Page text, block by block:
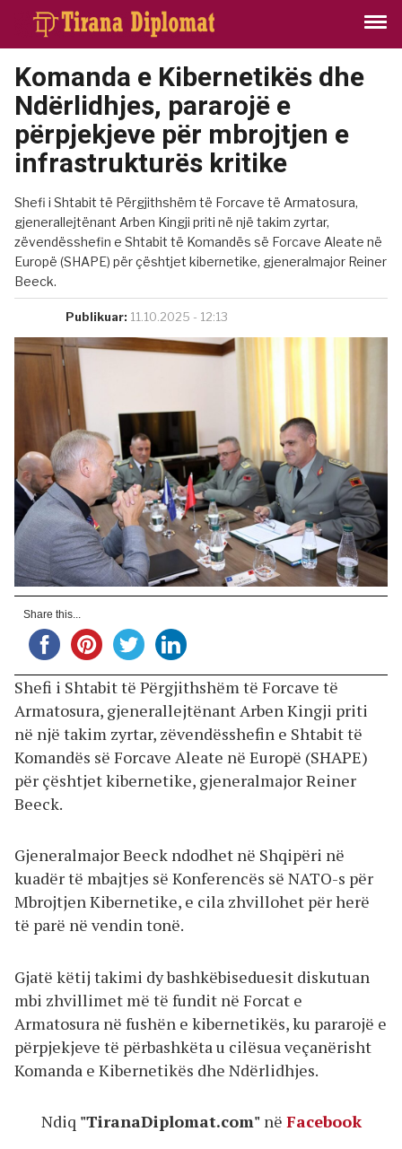
Komanda e Kibernetikës dhe
Ndërlidhjes, pararojë e
përpjekjeve për mbrojtjen e
infrastrukturës kritike
Shefi i Shtabit të Përgjithshëm të Forcave të Armatosura,
gjenerallejtënant Arben Kingji priti në një takim zyrtar,
zëvendësshefin e Shtabit të Komandës së Forcave Aleate në
Europë (SHAPE) për çështjet kibernetike, gjeneralmajor Reiner
Beeck.
Publikuar: 11.10.2025 - 12:13
Share this...
Shefi i Shtabit të Përgjithshëm të Forcave të
Armatosura, gjenerallejtënant Arben Kingji priti
në një takim zyrtar, zëvendësshefin e Shtabit të
Komandës së Forcave Aleate në Europë (SHAPE)
për çështjet kibernetike, gjeneralmajor Reiner
Beeck.
Gjeneralmajor Beeck ndodhet në Shqipëri në
kuadër të mbajtjes së Konferencës së NATO-s për
Mbrojtjen Kibernetike, e cila zhvillohet për herë
të parë në vendin tonë.
Gjatë këtij takimi dy bashkëbiseduesit diskutuan
mbi zhvillimet më të fundit në Forcat e
Armatosura në fushën e kibernetikës, ku pararojë e
përpjekjeve të përbashkëta u cilësua veçanërisht
Komanda e Kibernetikës dhe Ndërlidhjes.
Ndiq "TiranaDiplomat.com" në Facebook